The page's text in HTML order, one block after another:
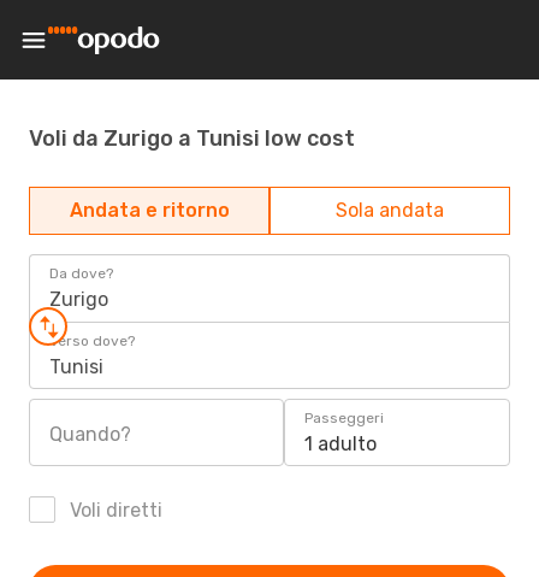
Voli da Zurigo a Tunisi low cost
Andata e ritorno Sola andata
Da dove?
Zurigo
Verso dove?
Tunisi
Quando?
Passeggeri
1 adulto
Voli diretti